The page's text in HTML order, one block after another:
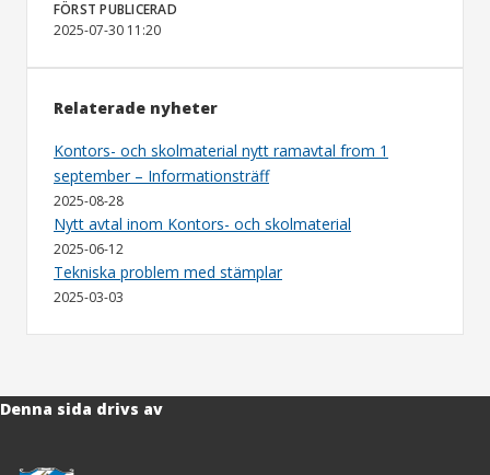
FÖRST PUBLICERAD
2025-07-30 11:20
Relaterade nyheter
Kontors- och skolmaterial nytt ramavtal from 1
september – Informationsträff
2025-08-28
Nytt avtal inom Kontors- och skolmaterial
2025-06-12
Tekniska problem med stämplar
2025-03-03
Denna sida drivs av